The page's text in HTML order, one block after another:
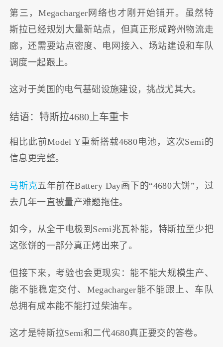
第三，Megacharger网络也才刚开始铺开。虽然特
斯拉已经规划大量新站点，但真正形成跨州物流走
廊，还需要站点密度、电网接入、场站建设和车队
调度一起跟上。
这对于美国的电气基础设施建设，挑战尤其大。
结语：特斯拉4680上车重卡
相比此前Model Y重新搭载4680电池，这次Semi的
信息更完整。
马斯克五年前在Battery Day画下的“4680大饼”，过
去几年一直被量产难题拖住。
如今，从全干电极到Semi兆瓦补能，特斯拉至少把
这张饼的一部分真正烤出来了。
但接下来，考验也会更现实：能不能大规模生产、
能不能稳定交付、Megacharger能不能跟上、车队
总拥有成本能不能打过柴油车。
这才是特斯拉Semi和二代4680真正要交的答卷。